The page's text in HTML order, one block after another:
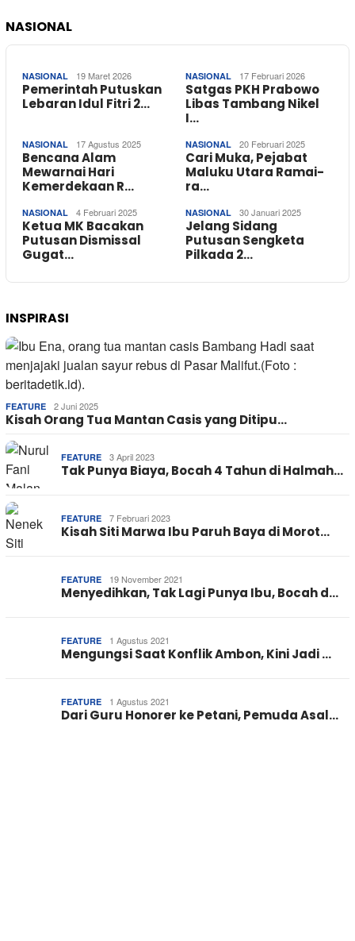
NASIONAL
NASIONAL 19 Maret 2026
Pemerintah Putuskan
Lebaran Idul Fitri 2…
NASIONAL 17 Februari 2026
Satgas PKH Prabowo
Libas Tambang Nikel
I…
NASIONAL 17 Agustus 2025
Bencana Alam
Mewarnai Hari
Kemerdekaan R…
NASIONAL 20 Februari 2025
Cari Muka, Pejabat
Maluku Utara Ramai-
ra…
NASIONAL 4 Februari 2025
Ketua MK Bacakan
Putusan Dismissal
Gugat…
NASIONAL 30 Januari 2025
Jelang Sidang
Putusan Sengketa
Pilkada 2…
INSPIRASI
FEATURE 2 Juni 2025
Kisah Orang Tua Mantan Casis yang Ditipu…
FEATURE 3 April 2023
Tak Punya Biaya, Bocah 4 Tahun di Halmah…
FEATURE 7 Februari 2023
Kisah Siti Marwa Ibu Paruh Baya di Morot…
FEATURE 19 November 2021
Menyedihkan, Tak Lagi Punya Ibu, Bocah d…
FEATURE 1 Agustus 2021
Mengungsi Saat Konflik Ambon, Kini Jadi …
FEATURE 1 Agustus 2021
Dari Guru Honorer ke Petani, Pemuda Asal…